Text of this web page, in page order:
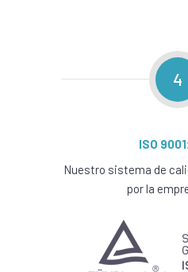
4
ISO
Nuestro sistema de
por la